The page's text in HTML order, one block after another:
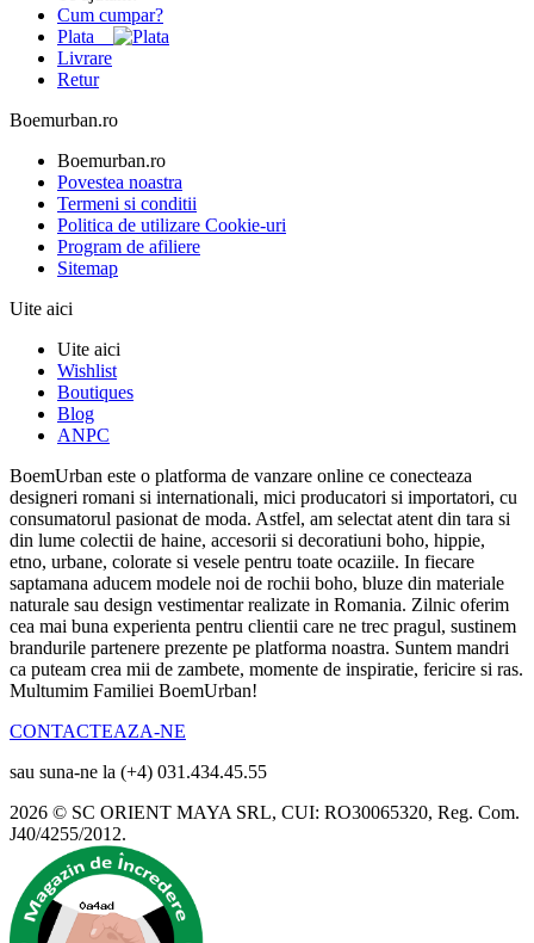
Cum cumpar?
Plata
Livrare
Retur
Boemurban.ro
Boemurban.ro
Povestea noastra
Termeni si conditii
Politica de utilizare Cookie-uri
Program de afiliere
Sitemap
Uite aici
Uite aici
Wishlist
Boutiques
Blog
ANPC
BoemUrban este o platforma de vanzare online ce conecteaza
designeri romani si internationali, mici producatori si importatori, cu
consumatorul pasionat de moda. Astfel, am selectat atent din tara si
din lume colectii de haine, accesorii si decoratiuni boho, hippie,
etno, urbane, colorate si vesele pentru toate ocaziile. In fiecare
saptamana aducem modele noi de rochii boho, bluze din materiale
naturale sau design vestimentar realizate in Romania. Zilnic oferim
cea mai buna experienta pentru clientii care ne trec pragul, sustinem
brandurile partenere prezente pe platforma noastra. Suntem mandri
ca puteam crea mii de zambete, momente de inspiratie, fericire si ras.
Multumim Familiei BoemUrban!
CONTACTEAZA-NE
sau suna-ne la (+4) 031.434.45.55
2026 © SC ORIENT MAYA SRL, CUI: RO30065320, Reg. Com.
J40/4255/2012.